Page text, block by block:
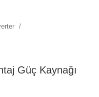
Güç Kaynağı